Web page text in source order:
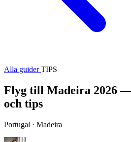
Alla guiderTIPS
Flyg till Madeira 2026
och tips
Portugal · Madeira